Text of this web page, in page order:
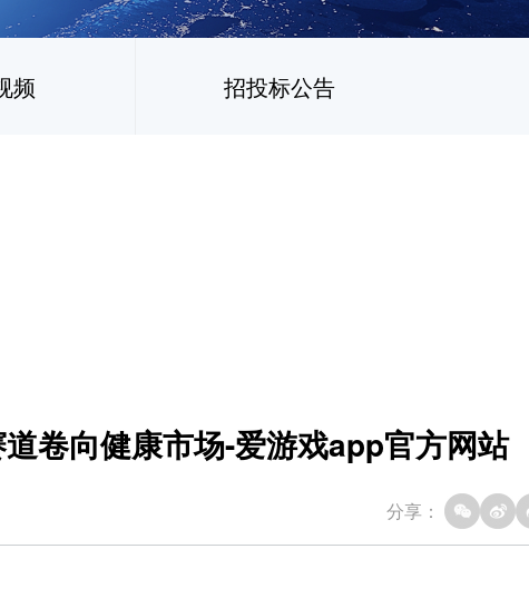
频 招投标公告
卷向健康市场-爱游戏app官方网站
分享：